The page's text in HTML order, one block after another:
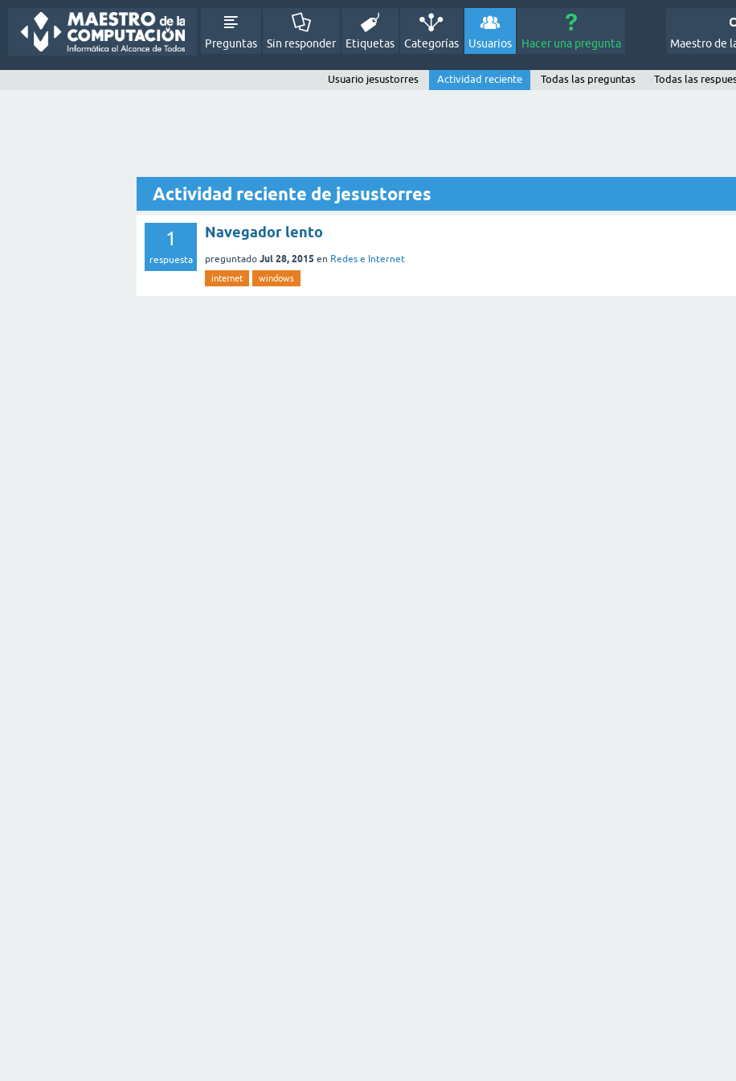
Preguntas Sin responder Etiquetas Categorías Usuarios Hacer una pregunta Maestro de
Usuario jesustorres Actividad reciente Todas las preguntas Todas las
Actividad reciente de jesustorres
1
respuesta
Navegador lento
preguntado Jul 28, 2015 en Redes e Internet
internet windows